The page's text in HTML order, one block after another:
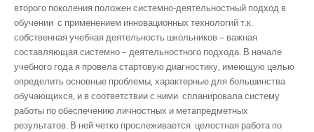
второго поколения положен системно-деятельностный подход в
обучении с применением инновационных технологий т.к.
собственная учебная деятельность школьников – важная
составляющая системно – деятельностного подхода. В начале
учебного года я провела стартовую диагностику, имеющую целью
определить основные проблемы, характерные для большинства
обучающихся, и в соответствии с ними спланировала систему
работы по обеспечению личностных и метапредметных
результатов. В ней четко прослеживается целостная работа по